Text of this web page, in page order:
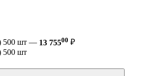
500 шт — 13 75500 ₽
500 шт